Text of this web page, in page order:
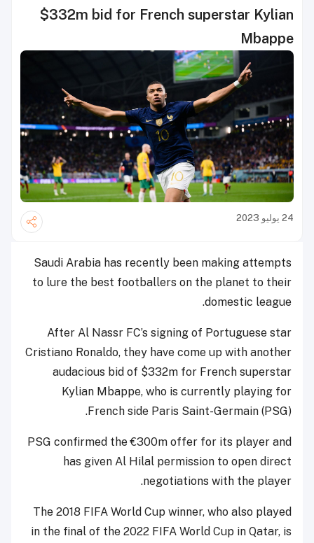
$332m bid for French superstar Kylian
Mbappe
24 يوليو 2023
Saudi Arabia has recently been making attempts
to lure the best footballers on the planet to their
domestic league.
After Al Nassr FC’s signing of Portuguese star
Cristiano Ronaldo, they have come up with another
audacious bid of $332m for French superstar
Kylian Mbappe, who is currently playing for
French side Paris Saint-Germain (PSG).
PSG confirmed the €300m offer for its player and
has given Al Hilal permission to open direct
negotiations with the player.
The 2018 FIFA World Cup winner, who also played
in the final of the 2022 FIFA World Cup in Qatar, is